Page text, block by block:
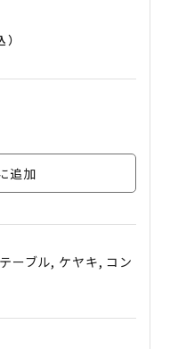
）
追加
ーブル, ケヤキ, コン